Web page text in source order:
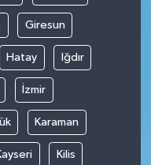
Giresun
Hatay Iğdır
İzmir
Karaman
Kilis